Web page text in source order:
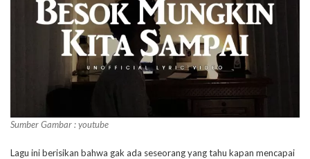
Sumber Gambar : youtube
Lagu ini berisikan bahwa gak ada seseorang yang tahu kapan mencapai